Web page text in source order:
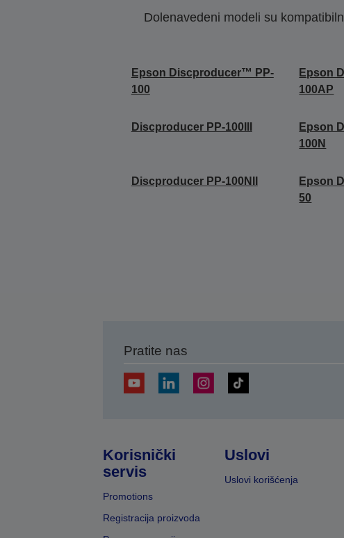
Dolenavedeni modeli su
Epson Discproducer™ PP-
100
Epson
100AP
Discproducer PP-100III
Epson
100N
Discproducer PP-100NII
Epson
50
Pratite nas
Korisnički
servis
Promotions
Registracija proizvoda
Uslovi
Uslovi korišćenja